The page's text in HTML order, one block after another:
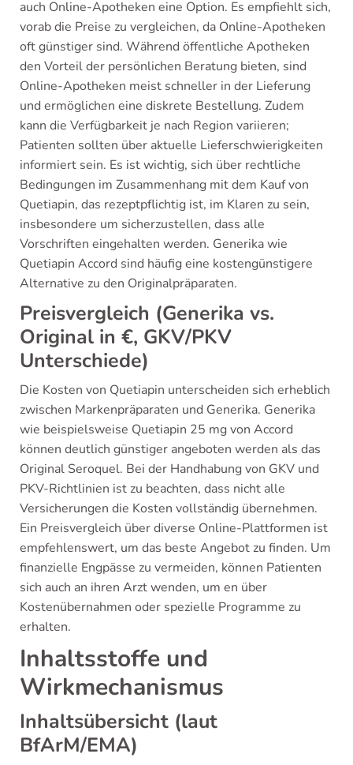
auch Online-Apotheken eine Option. Es empfiehlt sich,
vorab die Preise zu vergleichen, da Online-Apotheken
oft günstiger sind. Während öffentliche Apotheken
den Vorteil der persönlichen Beratung bieten, sind
Online-Apotheken meist schneller in der Lieferung
und ermöglichen eine diskrete Bestellung. Zudem
kann die Verfügbarkeit je nach Region variieren;
Patienten sollten über aktuelle Lieferschwierigkeiten
informiert sein. Es ist wichtig, sich über rechtliche
Bedingungen im Zusammenhang mit dem Kauf von
Quetiapin, das rezeptpflichtig ist, im Klaren zu sein,
insbesondere um sicherzustellen, dass alle
Vorschriften eingehalten werden. Generika wie
Quetiapin Accord sind häufig eine kostengünstigere
Alternative zu den Originalpräparaten.
Preisvergleich (Generika vs.
Original in €, GKV/PKV
Unterschiede)
Die Kosten von Quetiapin unterscheiden sich erheblich
zwischen Markenpräparaten und Generika. Generika
wie beispielsweise Quetiapin 25 mg von Accord
können deutlich günstiger angeboten werden als das
Original Seroquel. Bei der Handhabung von GKV und
PKV-Richtlinien ist zu beachten, dass nicht alle
Versicherungen die Kosten vollständig übernehmen.
Ein Preisvergleich über diverse Online-Plattformen ist
empfehlenswert, um das beste Angebot zu finden. Um
finanzielle Engpässe zu vermeiden, können Patienten
sich auch an ihren Arzt wenden, um en über
Kostenübernahmen oder spezielle Programme zu
erhalten.
Inhaltsstoffe und
Wirkmechanismus
Inhaltsübersicht (laut
BfArM/EMA)